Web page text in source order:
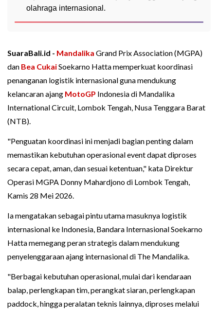
olahraga internasional.
SuaraBali.id - Mandalika Grand Prix Association (MGPA)
dan Bea CukaiSoekarno Hatta memperkuat koordinasi
penanganan logistik internasional guna mendukung
kelancaran ajang MotoGP Indonesia di Mandalika
International Circuit, Lombok Tengah, Nusa Tenggara Barat
(NTB).
"Penguatan koordinasi ini menjadi bagian penting dalam
memastikan kebutuhan operasional event dapat diproses
secara cepat, aman, dan sesuai ketentuan," kata Direktur
Operasi MGPA Donny Mahardjono di Lombok Tengah,
Kamis 28 Mei 2026.
Ia mengatakan sebagai pintu utama masuknya logistik
internasional ke Indonesia, Bandara Internasional Soekarno
Hatta memegang peran strategis dalam mendukung
penyelenggaraan ajang internasional di The Mandalika.
"Berbagai kebutuhan operasional, mulai dari kendaraan
balap, perlengkapan tim, perangkat siaran, perlengkapan
paddock, hingga peralatan teknis lainnya, diproses melalui